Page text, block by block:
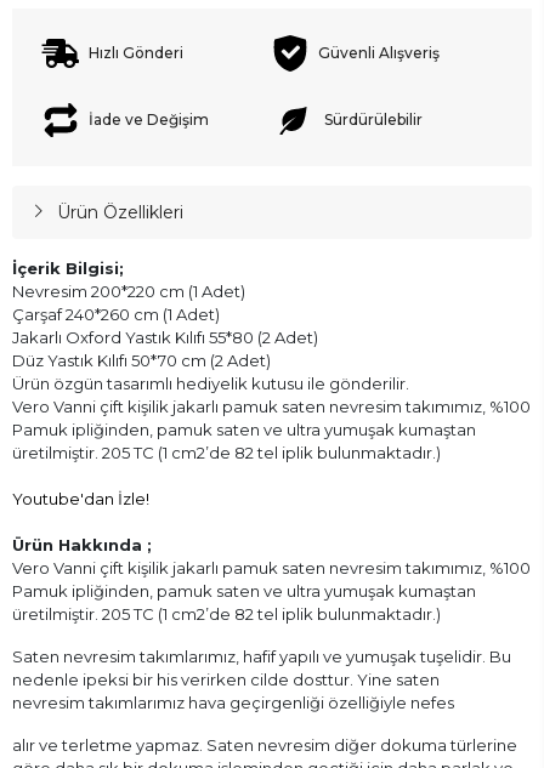
Hızlı Gönderi Güvenli Alışveriş
İade ve Değişim Sürdürülebilir
Ürün Özellikleri
İçerik Bilgisi;
Nevresim 200*220 cm (1 Adet)
Çarşaf 240*260 cm (1 Adet)
Jakarlı Oxford Yastık Kılıfı 55*80 (2 Adet)
Düz Yastık Kılıfı 50*70 cm (2 Adet)
Ürün özgün tasarımlı hediyelik kutusu ile gönderilir.
Vero Vanni çift kişilik jakarlı pamuk saten nevresim takımımız, %100
Pamuk ipliğinden, pamuk saten ve ultra yumuşak kumaştan
üretilmiştir. 205 TC (1 cm2’de 82 tel iplik bulunmaktadır.)
Youtube'dan İzle!
Ürün Hakkında ;
Vero Vanni çift kişilik jakarlı pamuk saten nevresim takımımız, %100
Pamuk ipliğinden, pamuk saten ve ultra yumuşak kumaştan
üretilmiştir. 205 TC (1 cm2’de 82 tel iplik bulunmaktadır.)
Saten nevresim takımlarımız, hafif yapılı ve yumuşak tuşelidir. Bu
nedenle ipeksi bir his verirken cilde dosttur. Yine saten
nevresim takımlarımız hava geçirgenliği özelliğiyle nefes
alır ve terletme yapmaz. Saten nevresim diğer dokuma türlerine